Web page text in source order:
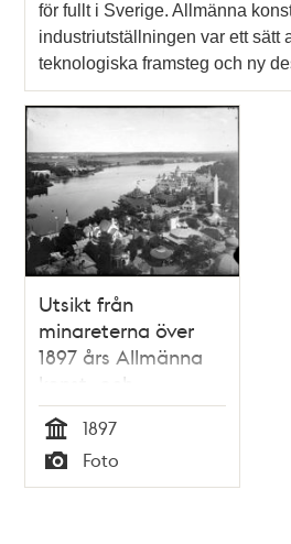
för fullt i Sverige. Allmänna
industriutställningen var ett sätt
teknologiska framsteg och ny
Utsikt från
minareterna över
1897 års Allmänna
konst- och
industriutställning
på Djurgården
Tid
1897
Typ
Foto